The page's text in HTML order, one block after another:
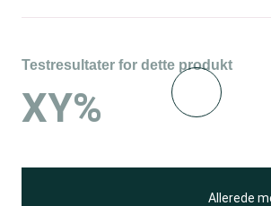
Testresultater for dette produkt
XY%
Allerede